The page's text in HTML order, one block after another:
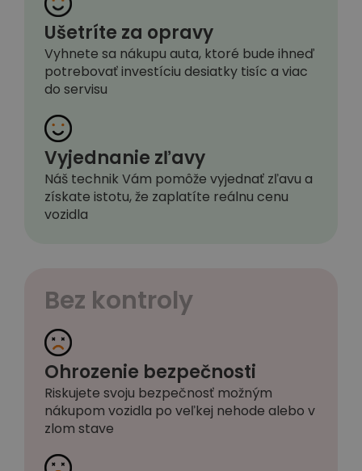
Ušetríte za opravy
Vyhnete sa nákupu auta, ktoré bude ihneď
potrebovať investíciu desiatky tisíc a viac
do servisu
Vyjednanie zľavy
Náš technik Vám pomôže vyjednať zľavu a
získate istotu, že zaplatíte reálnu cenu
vozidla
Bez kontroly
Ohrozenie bezpečnosti
Riskujete svoju bezpečnosť možným
nákupom vozidla po veľkej nehode alebo v
zlom stave